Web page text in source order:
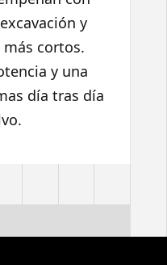
y
cortos.
y una
día tras día